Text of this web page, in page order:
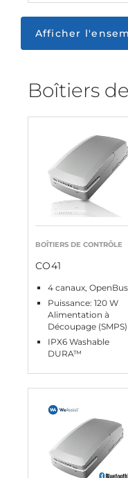
Afficher
Boîtiers
BOÎTIERS DE CONTRÔLE
CO41
4 canaux,
Puissance: 120 W
Alimentation à
Découpage (SMPS)
IPX6 Washable
DURA™